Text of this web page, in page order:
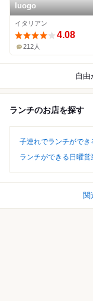
luogo
イタリアン
4.08
212人
自由
ランチのお店を探す
子連れでランチができ
ランチができる日曜営
関